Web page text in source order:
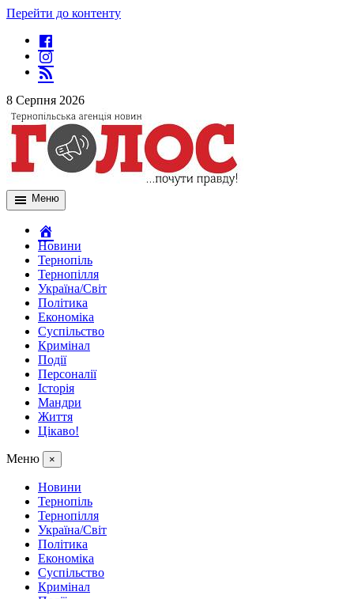
Перейти до контенту
8 Серпня 2026
Меню
Новини
Тернопіль
Тернопілля
Україна/Світ
Політика
Економіка
Суспільство
Кримінал
Події
Персоналії
Історія
Мандри
Життя
Цікаво!
Меню ×
Новини
Тернопіль
Тернопілля
Україна/Світ
Політика
Економіка
Суспільство
Кримінал